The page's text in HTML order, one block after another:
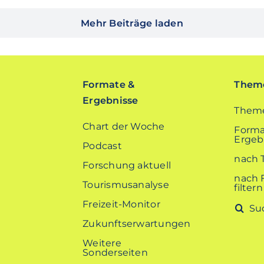
Mehr Beiträge laden
Formate &
Ergebnisse
Chart der Woche
Podcast
Forschung aktuell
Tourismusanalyse
Freizeit-Monitor
Zukunftserwartungen
Weitere
Sonderseiten
nach
nach
filtern
Suche